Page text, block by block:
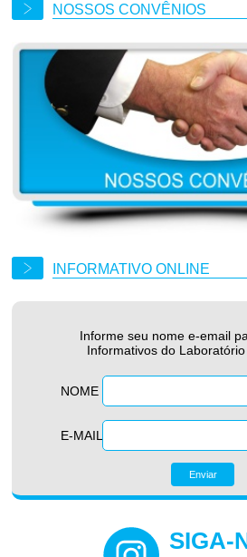
NOSSOS CONVÊNIOS
INFORMATIVO ONLINE
Informe seu nome e-email
Informativos do
NOME
E-MAIL
SIGA-